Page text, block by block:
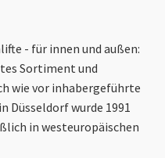
- für innen und außen:
Sortiment und
wie vor inhabergeführte
Düsseldorf wurde 1991
in westeuropäischen